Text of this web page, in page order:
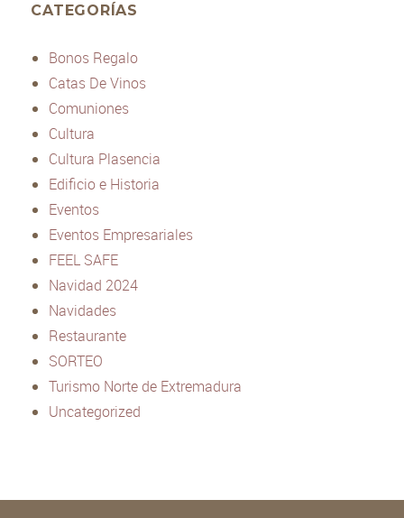
CATEGORÍAS
Bonos Regalo
Catas De Vinos
Comuniones
Cultura
Cultura Plasencia
Edificio e Historia
Eventos
Eventos Empresariales
FEEL SAFE
Navidad 2024
Navidades
Restaurante
SORTEO
Turismo Norte de Extremadura
Uncategorized